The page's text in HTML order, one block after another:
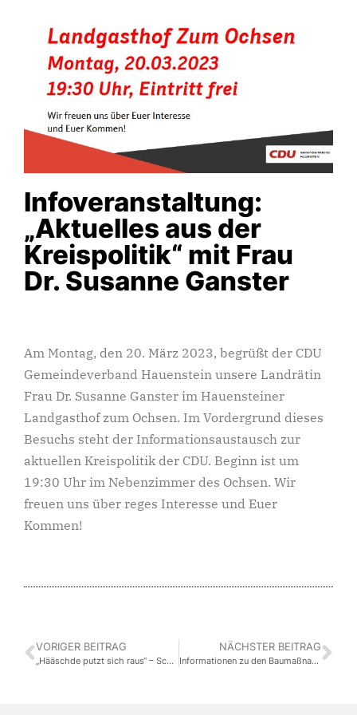
Infoveranstaltung:
„Aktuelles aus der
Kreispolitik“ mit Frau
Dr. Susanne Ganster
Am Montag, den 20. März 2023, begrüßt der CDU
Gemeindeverband Hauenstein unsere Landrätin
Frau Dr. Susanne Ganster im Hauensteiner
Landgasthof zum Ochsen. Im Vordergrund dieses
Besuchs steht der Informationsaustausch zur
aktuellen Kreispolitik der CDU. Beginn ist um
19:30 Uhr im Nebenzimmer des Ochsen. Wir
freuen uns über reges Interesse und Euer
Kommen!
VORIGER BEITRAG
„Hääschde putzt sich raus“ – Schilderputzaktion in Hauenstein
NÄCHSTER BEITRAG
Informationen zu den Baumaßnahmen an der Gaspipelin